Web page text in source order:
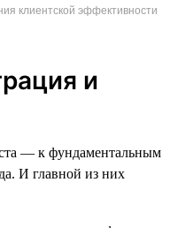
клиентской эффективности
и
— к фундаментальным
И главной из них